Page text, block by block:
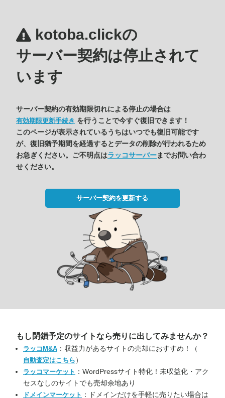
kotoba.clickの
サーバー契約は停止されて
います
サーバー契約の有効期限切れによる停止の場合は
有効期限更新手続き を行うことで今すぐ復旧できます！
このページが表示されているうちはいつでも復旧可能です
が、復旧猶予期間を経過するとデータの削除が行われるため
お急ぎください。ご不明点はラッコサーバーまでお問い合わ
せください。
サーバー契約を更新する
もし閉鎖予定のサイトなら売りに出してみませんか？
ラッコM&A ：収益力があるサイトの売却におすすめ！（
自動査定はこちら ）
ラッコマーケット ：WordPressサイト特化！未収益化・アク
セスなしのサイトでも売却余地あり
ドメインマーケット ：ドメインだけを手軽に売りたい場合は